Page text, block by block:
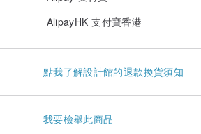
AlipayHK 支付寶香港
點我了解設計館的退款換貨須知
我要檢舉此商品